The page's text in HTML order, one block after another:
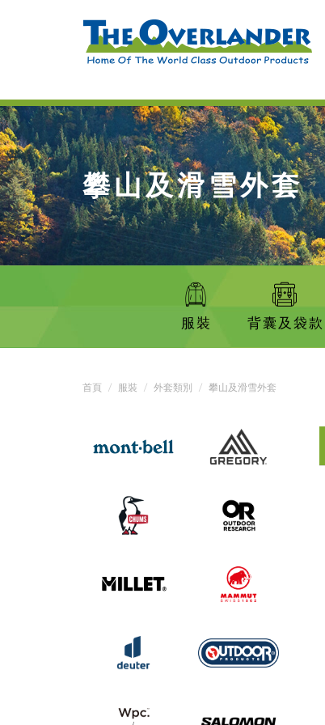
攀山及滑雪外套
服裝 背囊及袋款
首頁 服裝 外套類別 攀山及滑雪外套